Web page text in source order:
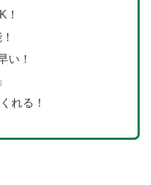
！
い！
」
れる！